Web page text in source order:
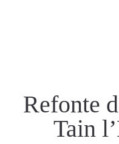
Refonte
Tain